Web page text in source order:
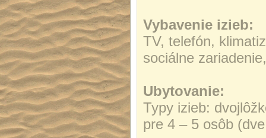
Vybavenie izieb:
TV, telefón,
sociálne
Ubytovanie:
Typy izieb:
pre 4 – 5 osôb